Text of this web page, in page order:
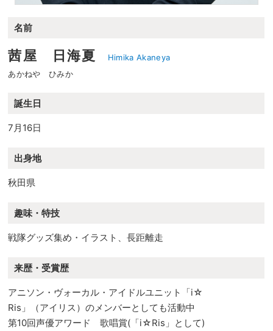
名前
茜屋 日海夏
Himika Akaneya
あかねや ひみか
誕生日
7月16日
出身地
秋田県
趣味・特技
戦隊グッズ集め・イラスト、長距離走
来歴・受賞歴
アニソン・ヴォーカル・アイドルユニット「i☆
Ris」（アイリス）のメンバーとしても活動中
第10回声優アワード 歌唱賞(「i☆Ris」として)